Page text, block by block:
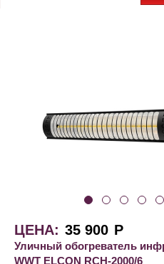
ЦЕНА: 35 900 Р
Уличный обогреватель
WWT ELCON RCH-2000/6